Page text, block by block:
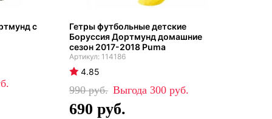
с
Гетры футбольные детские
Боруссия Дортмунд домашние
сезон 2017-2018 Puma
114186
4.85
990 300
690